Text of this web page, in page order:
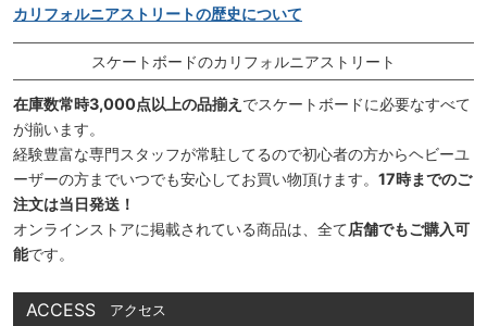
カリフォルニアストリートの歴史について
スケートボードのカリフォルニアストリート
在庫数常時3,000点以上の品揃え でスケートボードに必要なすべて
が揃います。
経験豊富な専門スタッフが常駐してるので初心者の方からヘビーユ
ーザーの方までいつでも安心してお買い物頂けます。 17時までのご
注文は当日発送！
オンラインストアに掲載されている商品は、全て店舗でもご購入可
能です。
ACCESS アクセス